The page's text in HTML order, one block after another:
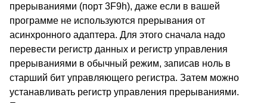
прерываниями (порт 3F9h), даже если в вашей
программе не используются прерывания от
асинхронного адаптера. Для этого сначала надо
перевести регистр данных и регистр управления
прерываниями в обычный режим, записав ноль в
старший бит управляющего регистра. Затем можно
устанавливать регистр управления прерываниями.